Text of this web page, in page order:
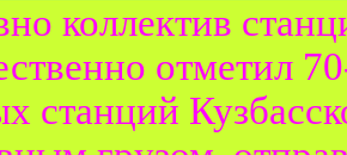
коллектив
отметил
станций